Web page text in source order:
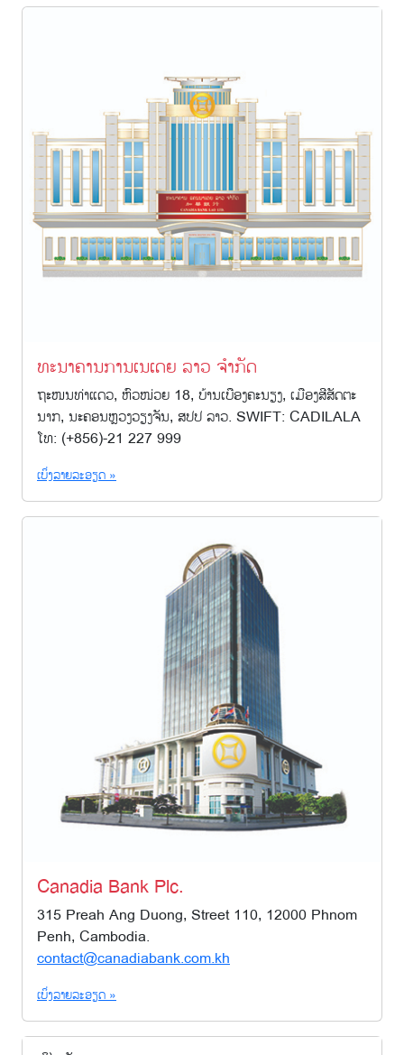
ທະນາຄານການເນເດຍ ລາວ ຈຳກັດ
ຖະໜນທ່າແດວ, ຫົວໜ່ວຍ 18, ບ້ານເບືອງຄະນຽງ, ເມືອງສີສັດຕະ
ນາກ, ນະຄອນຫຼວງວຽງຈັນ, ສປປ ລາວ. SWIFT: CADILALA
ໂທ: (+856)-21 227 999
ເບິ່ງລາຍລະອຽດ »
Canadia Bank Plc.
315 Preah Ang Duong, Street 110, 12000 Phnom
Penh, Cambodia.
contact@canadiabank.com.kh
ເບິ່ງລາຍລະອຽດ »